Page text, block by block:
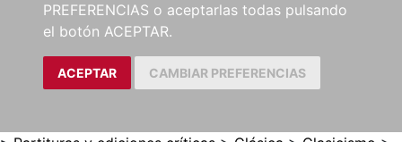
PREFERENCIAS o aceptarlas todas pulsando
el botón ACEPTAR.
ACEPTAR CAMBIAR PREFERENCIAS